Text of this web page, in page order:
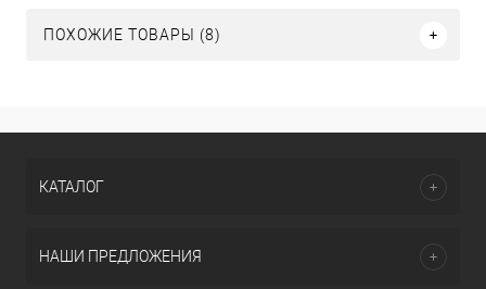
ПОХОЖИЕ ТОВАРЫ (8)
КАТАЛОГ
НАШИ ПРЕДЛОЖЕНИЯ